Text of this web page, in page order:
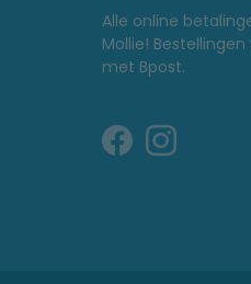
Alle online
Mollie!
met Bpost.